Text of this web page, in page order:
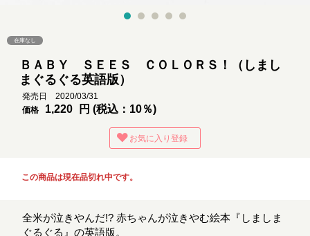
在庫なし
ＢＡＢＹ ＳＥＥＳ ＣＯＬＯＲＳ！（しまし
まぐるぐる英語版）
発売日 2020/03/31
価格
1,220 円 (税込：10％)
お気に入り登録
この商品は現在品切れ中です。
全米が泣きやんだ!? 赤ちゃんが泣きやむ絵本『しましま
ぐるぐる』の英語版。